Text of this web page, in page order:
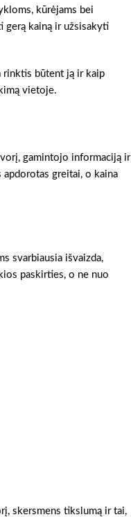
kūrėjams bei
gerą kainą ir užsisakyti
rinktis būtent ją ir kaip
vietoje.
gamintojo informaciją ir
apdorotas greitai, o kaina
svarbiausia išvaizda,
paskirties, o ne nuo
skersmens tikslumą ir tai,